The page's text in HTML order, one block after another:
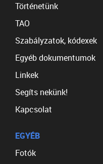
Történetünk
TAO
Szabályzatok, kódexek
Egyéb dokumentumok
Linkek
Segíts nekünk!
Kapcsolat
EGYÉB
Fotók